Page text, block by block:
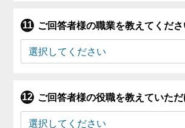
ご回答者様の職業を教えてくださ
ご回答者様の役職を教えていただ